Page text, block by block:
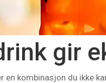
gir
en kombinasjon du ikke